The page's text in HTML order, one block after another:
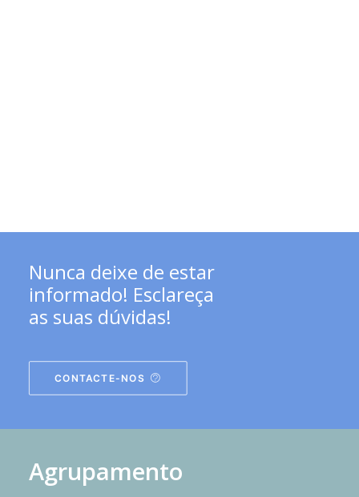
Nunca deixe de estar
informado! Esclareça
as suas dúvidas!
CONTACTE-NOS
Agrupamento